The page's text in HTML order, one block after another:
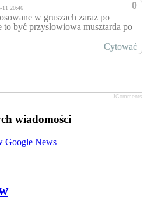
0
11 20:46
w gruszach zaraz po
być przysłowiowa musztarda po
Cytować
JComments
wiadomości
Google News